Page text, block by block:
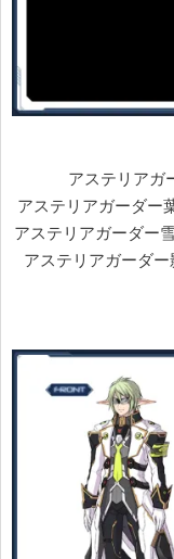
アステリアガ
アステリアガーダー
アステリアガーダー
アステリアガーダ